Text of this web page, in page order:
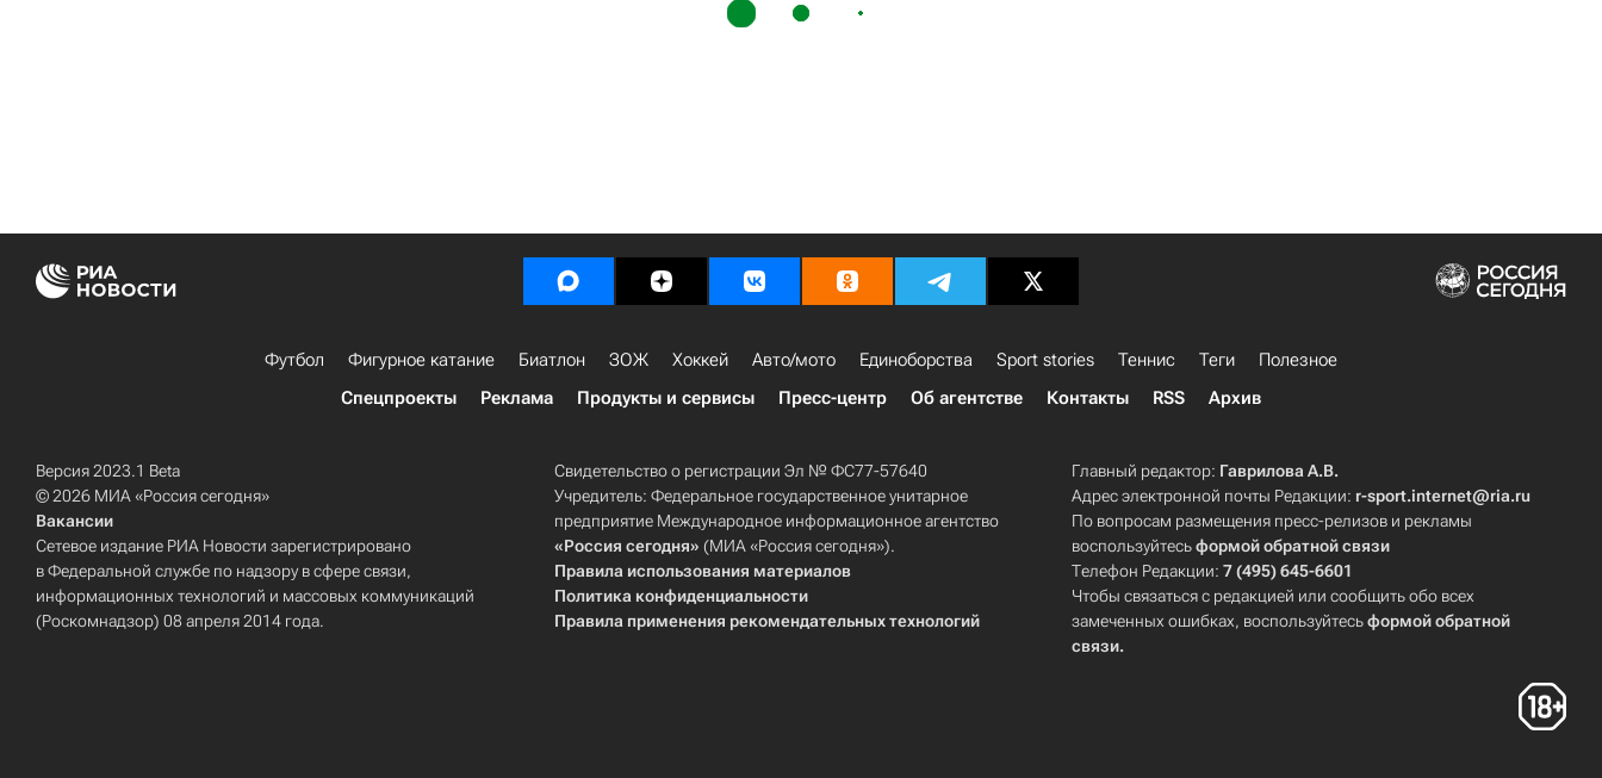
Футбол Фигурное катание Биатлон ЗОЖ Хоккей Авто/мото Единоборства Sport stories Теннис Теги
Полезное
Спецпроекты
Реклама Продукты и сервисы Пресс-центр Об агентстве Контакты RSS Архив
Версия 2023.1 Beta
© 2026 МИА «Россия сегодня»
Вакансии
Сетевое издание РИА Новости зарегистрировано
в Федеральной службе по надзору в сфере связи,
информационных технологий и массовых коммуникаций
(Роскомнадзор) 08 апреля 2014 года.
Свидетельство о регистрации Эл № ФС77-57640
Учредитель: Федеральное государственное унитарное
предприятие Международное информационное агентство
«Россия сегодня» (МИА «Россия сегодня»).
Правила использования материалов
Политика конфиденциальности
Правила применения рекомендательных технологий
Главный редактор: Гаврилова А.В.
Адрес электронной почты Редакции: r-sport.internet@ria.ru
По вопросам размещения пресс-релизов и рекламы
воспользуйтесьформой обратной связи
Телефон Редакции:7 (495) 645-6601
Чтобы связаться с редакцией или сообщить обо всех
замеченных ошибках, воспользуйтесьформой обратной
связи.